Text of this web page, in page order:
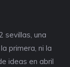
sevillas, una
primera, ni la
ideas en abril